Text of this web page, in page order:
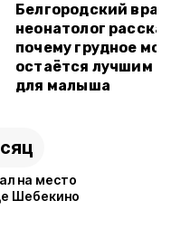
Белгородский
неонатолог
почему грудное
остаётся лучшим
для малыша
на место
Шебекино